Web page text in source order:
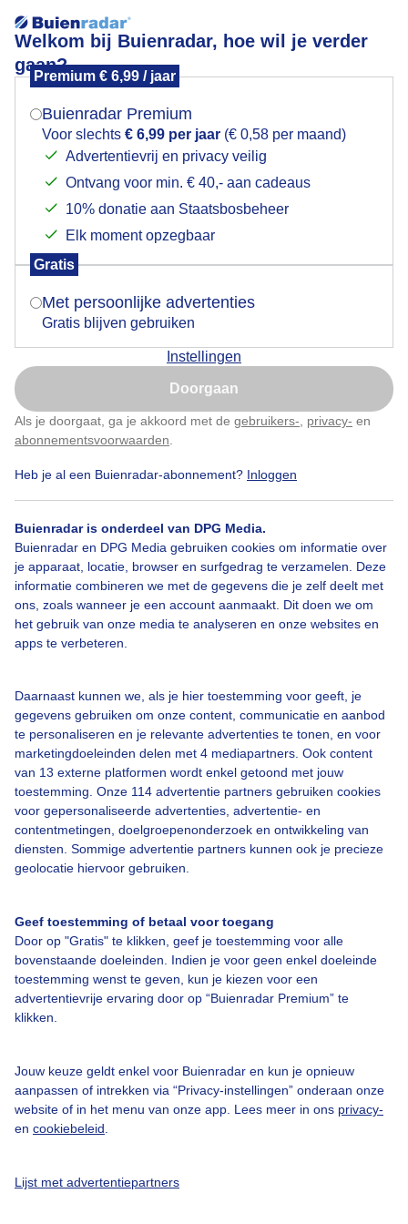
Welkom bij Buienradar, hoe wil je verder
gaan?
Premium € 6,99 / jaar
Buienradar Premium
Voor slechts € 6,99 per jaar (€ 0,58 per maand)
Advertentievrij en privacy veilig
Ontvang voor min. € 40,- aan cadeaus
10% donatie aan Staatsbosbeheer
Elk moment opzegbaar
Gratis
Met persoonlijke advertenties
Gratis blijven gebruiken
Instellingen
Doorgaan
Als je doorgaat, ga je akkoord met de gebruikers- privacy- en
abonnementsvoorwaarden
Heb je al een Buienradar-abonnement? Inloggen
Buienradar is onderdeel van DPG Media.
Buienradar en DPG Media gebruiken cookies om informatie over
je apparaat, locatie, browser en surfgedrag te verzamelen. Deze
informatie combineren we met de gegevens die je zelf deelt met
ons, zoals wanneer je een account aanmaakt. Dit doen we om
het gebruik van onze media te analyseren en onze websites en
apps te verbeteren.
Daarnaast kunnen we, als je hier toestemming voor geeft, je
gegevens gebruiken om onze content, communicatie en aanbod
te personaliseren en je relevante advertenties te tonen, en voor
marketingdoeleinden delen met 4 mediapartners. Ook content
van 13 externe platformen wordt enkel getoond met jouw
toestemming. Onze 114 advertentie partners gebruiken cookies
voor gepersonaliseerde advertenties, advertentie- en
contentmetingen, doelgroepenonderzoek en ontwikkeling van
diensten. Sommige advertentie partners kunnen ook je precieze
geolocatie hiervoor gebruiken.
Geef toestemming of betaal voor toegang
Door op "Gratis" te klikken, geef je toestemming voor alle
bovenstaande doeleinden. Indien je voor geen enkel doeleinde
toestemming wenst te geven, kun je kiezen voor een
advertentievrije ervaring door op “Buienradar Premium” te
klikken.
Jouw keuze geldt enkel voor Buienradar en kun je opnieuw
aanpassen of intrekken via “Privacy-instellingen” onderaan onze
website of in het menu van onze app. Lees meer in ons privacy-
en cookiebeleid
Lijst met advertentiepartners
Best genoten bij dit moois in Breda !
Door: Henk Voermans
Bekijk slideshow
Over Buienradar
Bedrijfsgegevens
Veelgestelde vragen
Toegankelijkheid
Gebruikersvoorwaarden
Adverteren
Cookie beleid
Privacy instellingen
Mogen we je locatie gebruiken voor het
Indien je hier nog geen akkoord op hebt gegeven,
verschijnt er zo een pop-up uit je browser waarin
Is goed, toon de popup
Nu niet, misschien later
Klik hierom dit aan te passen